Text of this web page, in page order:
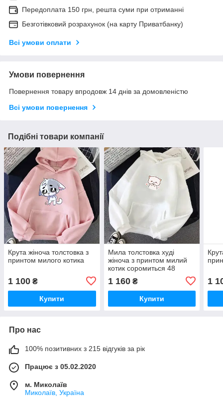
Передоплата 150 грн, решта суми при отриманні
Безготівковий розрахунок (на карту Приватбанку)
Всі умови оплати
Умови повернення
Повернення товару впродовж 14 днів за домовленістю
Всі умови повернення
Подібні товари компанії
Крута жіноча толстовка з
принтом милого котика
1 100 ₴
Купити
Мила толстовка худі
жіноча з принтом милий
котик соромиться 48
1 160₴
Купити
1
Про нас
100% позитивних з 215 відгуків за рік
Працює з 05.02.2020
м. Миколаїв
Миколаїв, Україна